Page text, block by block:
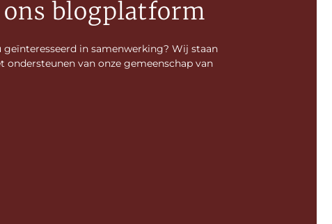
blogplatform
in samenwerking? Wij staan
van onze gemeenschap van